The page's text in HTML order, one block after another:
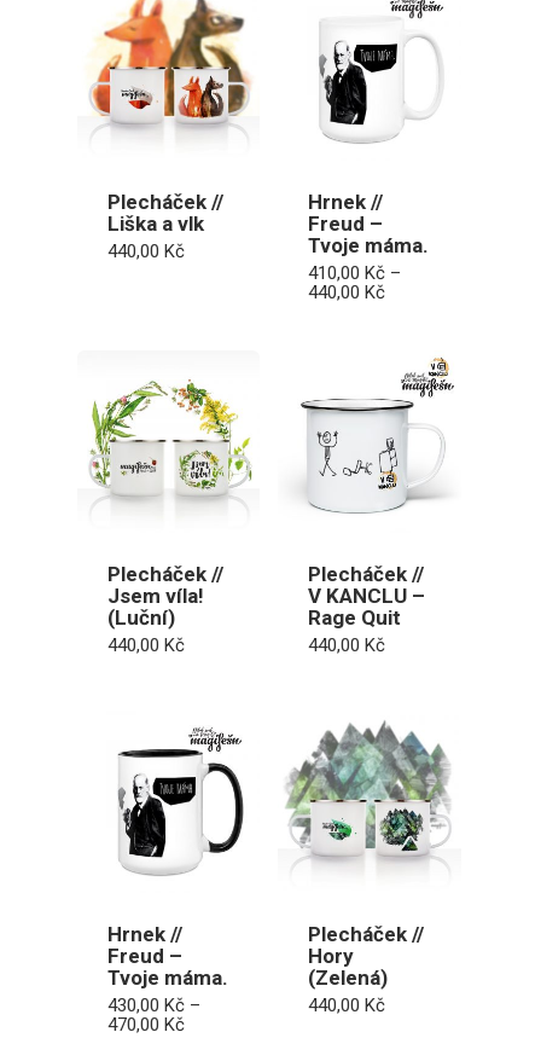
Plecháček //
Liška a vlk
440,00 Kč
Hrnek //
Freud –
Tvoje máma.
410,00Kč –
440,00KčRozpětí
440,00 Kč
Plecháček //
Jsem víla!
(Luční)
440,00 Kč
Plecháček //
V KANCLU –
Rage Quit
440,00Kč
Hrnek //
Freud –
Tvoje máma.
430,00 Kč –
470,00 KčRozpětí
Plecháček //
Hory
(Zelená)
440,00 Kč